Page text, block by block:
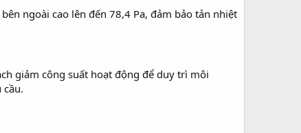
ngoài cao lên đến 78,4 Pa, đảm bảo tản nhiệt
giảm công suất hoạt động để duy trì môi